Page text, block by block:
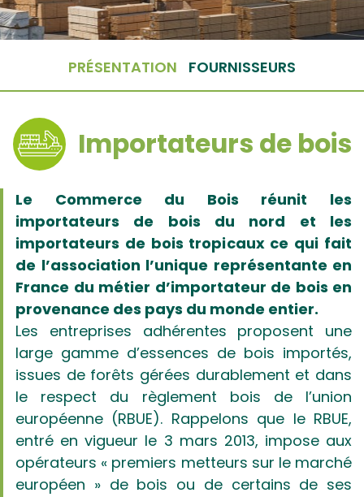
PRÉSENTATION FOURNISSEURS
Importateurs de bois
Le Commerce du Bois réunit les
importateurs de bois du nord et les
importateurs de bois tropicaux ce qui fait
de l’association l’unique représentante en
France du métier d’importateur de bois en
provenance des pays du monde entier.
Les entreprises adhérentes proposent une
large gamme d’essences de bois importés,
issues de forêts gérées durablement et dans
le respect du règlement bois de l’union
européenne (RBUE). Rappelons que le RBUE,
entré en vigueur le 3 mars 2013, impose aux
opérateurs « premiers metteurs sur le marché
européen » de bois ou de certains de ses